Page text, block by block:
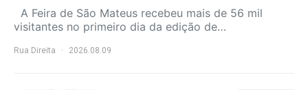
A Feira de São Mateus recebeu mais de 56 mil
visitantes no primeiro dia da edição de…
Rua Direita 2026.08.09